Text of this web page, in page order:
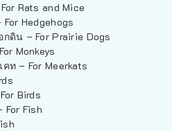
Rats and Mice
Hedgehogs
กดิน – For Prairie Dogs
Monkeys
ท – For Meerkats
Birds
For Fish